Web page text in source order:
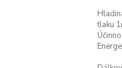
tlaku